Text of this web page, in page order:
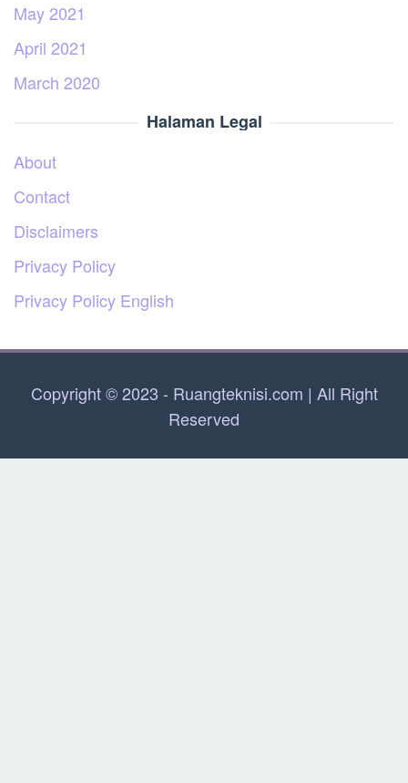
May 2021
April 2021
March 2020
Halaman Legal
About
Contact
Disclaimers
Privacy Policy
Privacy Policy English
Copyright © 2023 - Ruangteknisi.com | All Right
Reserved